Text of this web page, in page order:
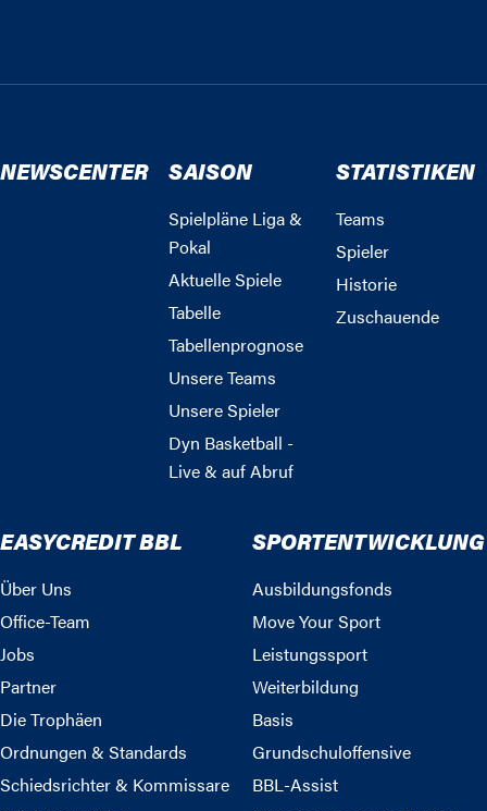
NEWSCENTER SAISON
Spielpläne Liga &
Pokal
Aktuelle Spiele
Tabelle
Tabellenprognose
Unsere Teams
Unsere Spieler
Dyn Basketball -
Live & auf Abruf
STATISTIKEN
Teams
Spieler
Historie
Zuschauende
EASYCREDIT BBL
Über Uns
Office-Team
Jobs
Partner
Die Trophäen
Ordnungen & Standards
Schiedsrichter & Kommissare
SPORTENTWICKLUNG
Ausbildungsfonds
Move Your Sport
Leistungssport
Weiterbildung
Basis
Grundschuloffensive
BBL-Assist